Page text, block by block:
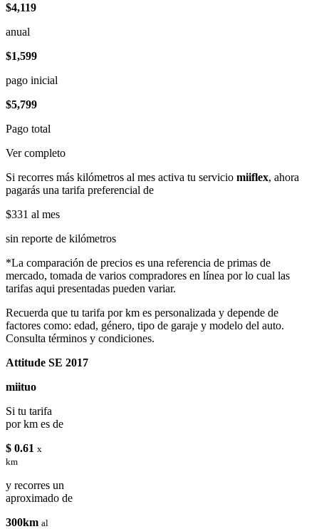
$4,119
anual
$1,599
pago inicial
$5,799
Pago total
Ver completo
Si recorres más kilómetros al mes activa tu servicio miiflex, ahora
pagarás una tarifa preferencial de
$331 al mes
sin reporte de kilómetros
*La comparación de precios es una referencia de primas de
mercado, tomada de varios compradores en línea por lo cual las
tarifas aqui presentadas pueden variar.
Recuerda que tu tarifa por km es personalizada y depende de
factores como: edad, género, tipo de garaje y modelo del auto.
Consulta términos y condiciones.
Attitude SE 2017
miituo
Si tu tarifa
por km es de
$ 0.61 x
km
y recorres un
aproximado de
300km al